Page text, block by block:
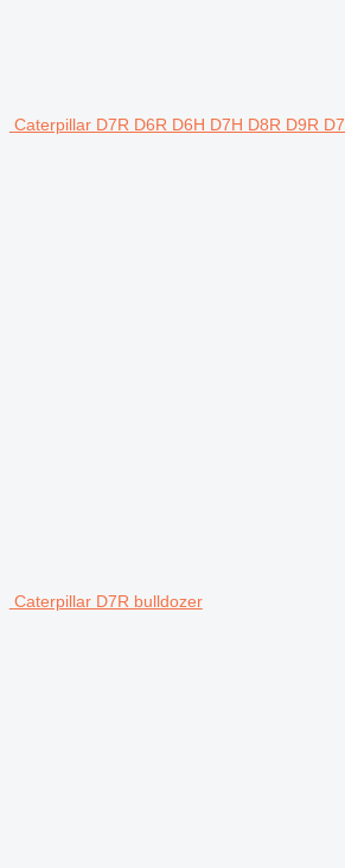
Caterpillar D7R D6R D6H D7H D8R D9R
Caterpillar D7R bulldozer